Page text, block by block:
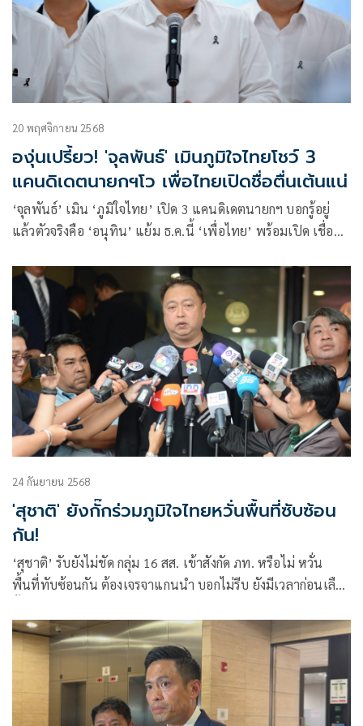
20 พฤศจิกายน 2568
องุ่นเปรี้ยว! 'จุลพันธ์' เมินภูมิใจไทยโชว์ 3
แคนดิเดตนายกฯโว เพื่อไทยเปิดชื่อตื่นเต้นแน่
‘จุลพันธ์’ เมิน ‘ภูมิใจไทย’ เปิด 3 แคนดิเดตนายกฯ บอกรู้อยู่
แล้วตัวจริงคือ ‘อนุทิน’ แย้ม ธ.ค.นี้ ‘เพื่อไทย’ พร้อมเปิด เชื่อตื่น
ก่อนเลือกตั้ง
24 กันยายน 2568
'สุชาติ' ยังกั๊กร่วมภูมิใจไทยหวั่นพื้นที่ซับซ้อน
กัน!
‘สุชาติ’ รับยังไม่ชัด กลุ่ม 16 สส. เข้าสังกัด ภท. หรือไม่ หวั่น
พื้นที่ทับซ้อนกัน ต้องเจรจาแกนนำ บอกไม่รีบ ยังมีเวลาก่อนเลือก